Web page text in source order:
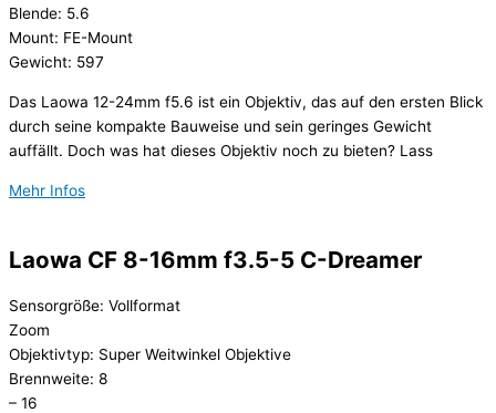
Blende: 5.6
Mount: FE-Mount
Gewicht: 597
Das Laowa 12-24mm f5.6 ist ein Objektiv, das auf den ersten Blick
durch seine kompakte Bauweise und sein geringes Gewicht
auffällt. Doch was hat dieses Objektiv noch zu bieten? Lass
Mehr Infos
Laowa CF 8-16mm f3.5-5 C-Dreamer
Sensorgröße: Vollformat
Zoom
Objektivtyp: Super Weitwinkel Objektive
Brennweite: 8
– 16